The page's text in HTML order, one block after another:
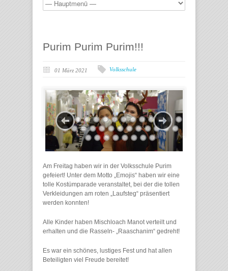
Purim Purim Purim!!!
01 März 2021 Volksschule
Am Freitag haben wir in der Volksschule Purim
gefeiert! Unter dem Motto „Emojis“ haben wir eine
tolle Kostümparade veranstaltet, bei der die tollen
Verkleidungen am roten „Laufsteg“ präsentiert
werden konnten!
Alle Kinder haben Mischloach Manot verteilt und
erhalten und die Rasseln- „Raaschanim“ gedreht!
Es war ein schönes, lustiges Fest und hat allen
Beteiligten viel Freude bereitet!